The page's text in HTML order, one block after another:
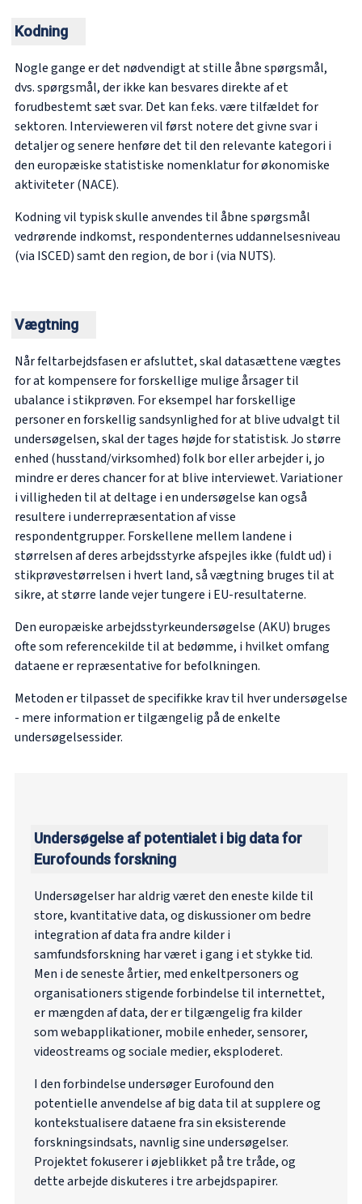
Kodning
Nogle gange er det nødvendigt at stille åbne spørgsmål,
dvs. spørgsmål, der ikke kan besvares direkte af et
forudbestemt sæt svar. Det kan f.eks. være tilfældet for
sektoren. Intervieweren vil først notere det givne svar i
detaljer og senere henføre det til den relevante kategori i
den europæiske statistiske nomenklatur for økonomiske
aktiviteter (NACE).
Kodning vil typisk skulle anvendes til åbne spørgsmål
vedrørende indkomst, respondenternes uddannelsesniveau
(via ISCED) samt den region, de bor i (via NUTS).
Vægtning
Når feltarbejdsfasen er afsluttet, skal datasættene vægtes
for at kompensere for forskellige mulige årsager til
ubalance i stikprøven. For eksempel har forskellige
personer en forskellig sandsynlighed for at blive udvalgt til
undersøgelsen, skal der tages højde for statistisk. Jo større
enhed (husstand/virksomhed) folk bor eller arbejder i, jo
mindre er deres chancer for at blive interviewet. Variationer
i villigheden til at deltage i en undersøgelse kan også
resultere i underrepræsentation af visse
respondentgrupper. Forskellene mellem landene i
størrelsen af deres arbejdsstyrke afspejles ikke (fuldt ud) i
stikprøvestørrelsen i hvert land, så vægtning bruges til at
sikre, at større lande vejer tungere i EU-resultaterne.
Den europæiske arbejdsstyrkeundersøgelse (AKU) bruges
ofte som referencekilde til at bedømme, i hvilket omfang
dataene er repræsentative for befolkningen.
Metoden er tilpasset de specifikke krav til hver undersøgelse
- mere information er tilgængelig på de enkelte
undersøgelsessider.
Undersøgelse af potentialet i big data for
Eurofounds forskning
Undersøgelser har aldrig været den eneste kilde til
store, kvantitative data, og diskussioner om bedre
integration af data fra andre kilder i
samfundsforskning har været i gang i et stykke tid.
Men i de seneste årtier, med enkeltpersoners og
organisationers stigende forbindelse til internettet,
er mængden af data, der er tilgængelig fra kilder
som webapplikationer, mobile enheder, sensorer,
videostreams og sociale medier, eksploderet.
I den forbindelse undersøger Eurofound den
potentielle anvendelse af big data til at supplere og
kontekstualisere dataene fra sin eksisterende
forskningsindsats, navnlig sine undersøgelser.
Projektet fokuserer i øjeblikket på tre tråde, og
dette arbejde diskuteres i tre arbejdspapirer.